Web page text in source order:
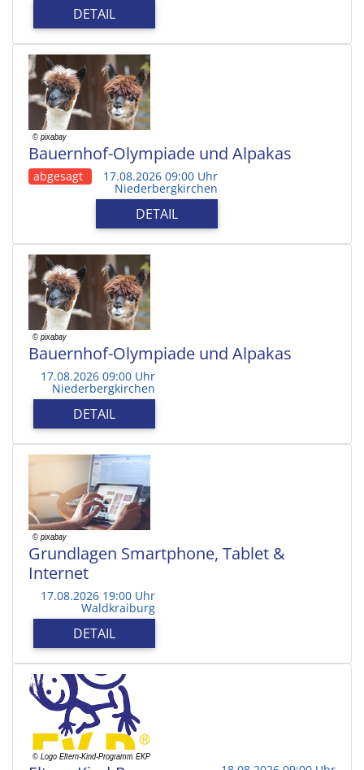
DETAIL
Bauernhof-Olympiade und Alpakas
abgesagt 17.08.2026 09:00 Uhr
Niederbergkirchen
DETAIL
Bauernhof-Olympiade und Alpakas
17.08.2026 09:00 Uhr
Niederbergkirchen
DETAIL
Grundlagen Smartphone, Tablet &
Internet
17.08.2026 19:00 Uhr
Waldkraiburg
DETAIL